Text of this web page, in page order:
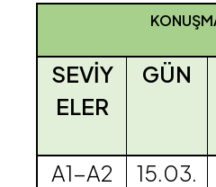
SEVİY
ELER
GÜN
A1-A2
15.03.